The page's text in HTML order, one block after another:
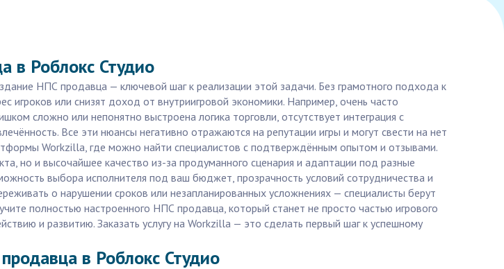
в Роблокс Студио
НПС продавца — ключевой шаг к реализации этой задачи. Без грамотного подхода к
игроков или снизят доход от внутриигровой экономики. Например, очень часто
сложно или непонятно выстроена логика торговли, отсутствует интеграция с
Все эти нюансы негативно отражаются на репутации игры и могут свести на нет
Workzilla, где можно найти специалистов с подтверждённым опытом и отзывами.
но и высочайшее качество из-за продуманного сценария и адаптации под разные
выбора исполнителя под ваш бюджет, прозрачность условий сотрудничества и
о нарушении сроков или незапланированных усложнениях — специалисты берут
полностью настроенного НПС продавца, который станет не просто частью игрового
и развитию. Заказать услугу на Workzilla — это сделать первый шаг к успешному
в Роблокс Студио